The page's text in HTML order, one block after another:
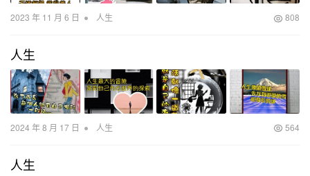
2023 年 11 月 6 日 • 人生 808
人生
2024 年 8 月 17 日 • 人生 564
人生